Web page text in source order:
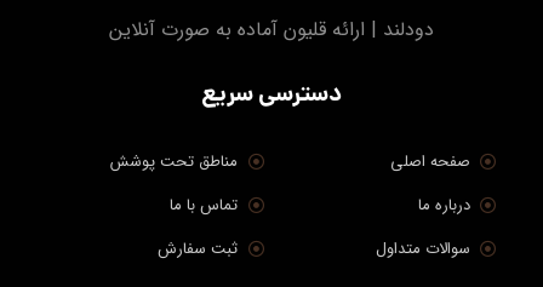
دودلند | ارائه قلیون آماده به صورت آنلاین
دسترسی سریع
صفحه اصلی
مناطق تحت پوشش
درباره ما
تماس با ما
سوالات متداول
ثبت سفارش